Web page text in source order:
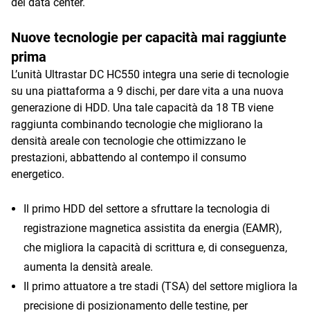
Nuove tecnologie per capacità mai raggiunte
prima
L’unità Ultrastar DC HC550 integra una serie di tecnologie
su una piattaforma a 9 dischi, per dare vita a una nuova
generazione di HDD. Una tale capacità da 18 TB viene
raggiunta combinando tecnologie che migliorano la
densità areale con tecnologie che ottimizzano le
prestazioni, abbattendo al contempo il consumo
energetico.
Il primo HDD del settore a sfruttare la tecnologia di
registrazione magnetica assistita da energia (EAMR),
che migliora la capacità di scrittura e, di conseguenza,
aumenta la densità areale.
Il primo attuatore a tre stadi (TSA) del settore migliora la
precisione di posizionamento delle testine, per